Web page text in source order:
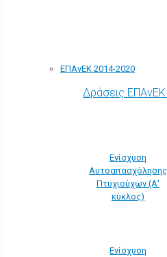
ΕΠΑνΕΚ 2014-2020
Δράσεις
Ενίσχυση
Αυτοαπασχόλησης
Πτυχιούχων (Α'
κύκλος)
Ενίσχυση